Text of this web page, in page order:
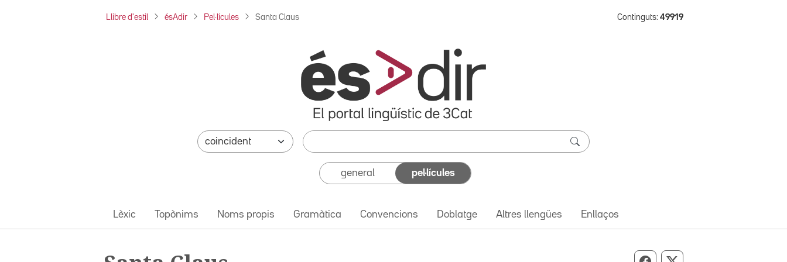
Llibre d'estil ésAdir Pel·lícules Santa Claus Continguts: 49919
general pel·lícules
Lèxic Topònims Noms propis Gramàtica Convencions Doblatge Altres llengües Enllaços